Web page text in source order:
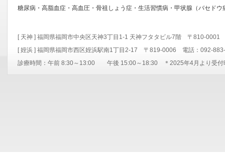
糖尿病・高脂血症・高血圧・骨祖しょう症・生活習慣病・甲状腺（バセド
[ 天神 ] 福岡県福岡市中央区天神3丁目1-1 天神フタタビル7階 〒810-
[ 姪浜 ] 福岡県福岡市西区姪浜駅南1丁目2-17 〒819-0006 電話：092-
診療時間：午前 8:30～13:00 午後 15:00～18:30 ＊2025年4月より受付